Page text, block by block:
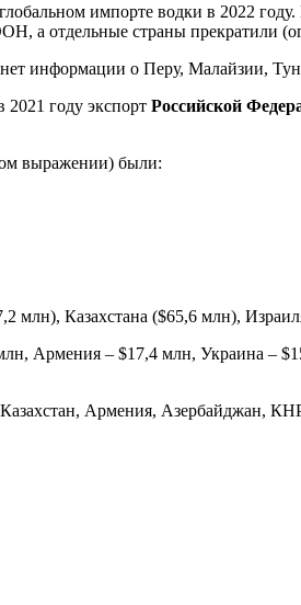
импорте водки в 2022
а отдельные страны прекратили
информации о Перу, Малайзии,
году экспорт Российской
выражении) были:
млн), Казахстана ($65,6 млн),
Армения – $17,4 млн, Украина –
Армения, Азербайджан,